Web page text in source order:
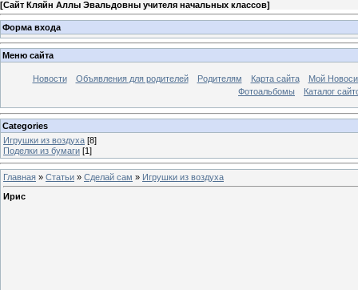
[Сайт Кляйн Аллы Эвальдовны учителя начальных классов]
Форма входа
Меню сайта
Новости Объявления для родителей Родителям Карта сайта
Мой
Фотоальбомы
Каталог
Categories
Игрушки из воздуха [8]
Поделки из бумаги [1]
Главная » Статьи » Сделай сам » Игрушки из воздуха
Ирис